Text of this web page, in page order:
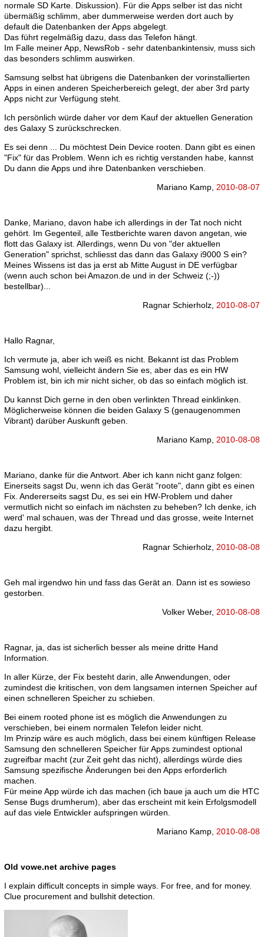
normale SD Karte. Diskussion). Für die Apps selber ist das nicht
übermäßig schlimm, aber dummerweise werden dort auch by
default die Datenbanken der Apps abgelegt.
Das führt regelmäßig dazu, dass das Telefon hängt.
Im Falle meiner App, NewsRob - sehr datenbankintensiv, muss sich
das besonders schlimm auswirken.
Samsung selbst hat übrigens die Datenbanken der vorinstallierten
Apps in einen anderen Speicherbereich gelegt, der aber 3rd party
Apps nicht zur Verfügung steht.
Ich persönlich würde daher vor dem Kauf der aktuellen Generation
des Galaxy S zurückschrecken.
Es sei denn ... Du möchtest Dein Device rooten. Dann gibt es einen
"Fix" für das Problem. Wenn ich es richtig verstanden habe, kannst
Du dann die Apps und ihre Datenbanken verschieben.
Mariano Kamp, 2010-08-07
Danke, Mariano, davon habe ich allerdings in der Tat noch nicht
gehört. Im Gegenteil, alle Testberichte waren davon angetan, wie
flott das Galaxy ist. Allerdings, wenn Du von "der aktuellen
Generation" sprichst, schliesst das dann das Galaxy i9000 S ein?
Meines Wissens ist das ja erst ab Mitte August in DE verfügbar
(wenn auch schon bei Amazon.de und in der Schweiz (;-))
bestellbar)...
Ragnar Schierholz, 2010-08-07
Hallo Ragnar,
Ich vermute ja, aber ich weiß es nicht. Bekannt ist das Problem
Samsung wohl, vielleicht ändern Sie es, aber das es ein HW
Problem ist, bin ich mir nicht sicher, ob das so einfach möglich ist.
Du kannst Dich gerne in den oben verlinkten Thread einklinken.
Möglicherweise können die beiden Galaxy S (genaugenommen
Vibrant) darüber Auskunft geben.
Mariano Kamp, 2010-08-08
Mariano, danke für die Antwort. Aber ich kann nicht ganz folgen:
Einerseits sagst Du, wenn ich das Gerät "roote", dann gibt es einen
Fix. Andererseits sagst Du, es sei ein HW-Problem und daher
vermutlich nicht so einfach im nächsten zu beheben? Ich denke, ich
werd' mal schauen, was der Thread und das grosse, weite Internet
dazu hergibt.
Ragnar Schierholz, 2010-08-08
Geh mal irgendwo hin und fass das Gerät an. Dann ist es sowieso
gestorben.
Volker Weber, 2010-08-08
Ragnar, ja, das ist sicherlich besser als meine dritte Hand
Information.
In aller Kürze, der Fix besteht darin, alle Anwendungen, oder
zumindest die kritischen, von dem langsamen internen Speicher auf
einen schnelleren Speicher zu schieben.
Bei einem rooted phone ist es möglich die Anwendungen zu
verschieben, bei einem normalen Telefon leider nicht.
Im Prinzip wäre es auch möglich, dass bei einem künftigen Release
Samsung den schnelleren Speicher für Apps zumindest optional
zugreifbar macht (zur Zeit geht das nicht), allerdings würde dies
Samsung spezifische Änderungen bei den Apps erforderlich
machen.
Für meine App würde ich das machen (ich baue ja auch um die HTC
Sense Bugs drumherum), aber das erscheint mit kein Erfolgsmodell
auf das viele Entwickler aufspringen würden.
Mariano Kamp, 2010-08-08
Old vowe.net archive pages
I explain difficult concepts in simple ways. For free, and for money.
Clue procurement and bullshit detection.